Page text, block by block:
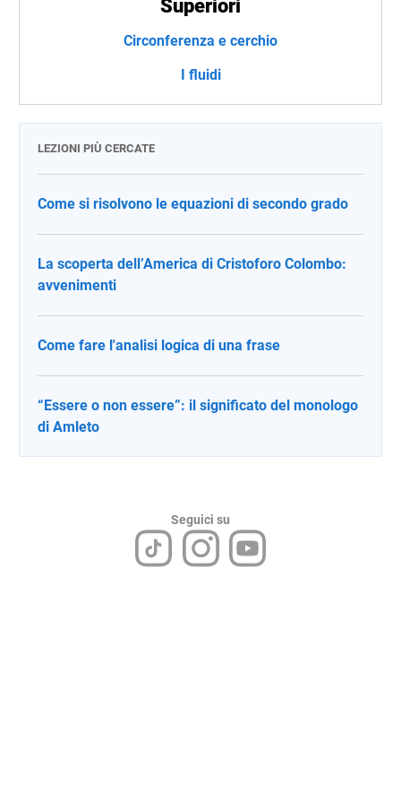
Superiori
Circonferenza e cerchio
I fluidi
LEZIONI PIÙ CERCATE
Come si risolvono le equazioni di secondo grado
La scoperta dell’America di Cristoforo Colombo:
avvenimenti
Come fare l'analisi logica di una frase
“Essere o non essere”: il significato del monologo
di Amleto
Seguici su